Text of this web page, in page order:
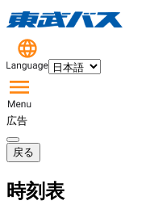
広告
戻る
時刻表